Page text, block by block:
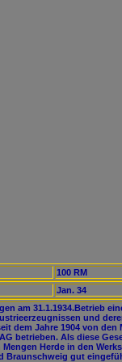
100 RM
Jan. 34
am 31.1.1934.Betrieb
und
dem Jahre 1904 von den
betrieben. Als diese
Herde in den
Braunschweig gut